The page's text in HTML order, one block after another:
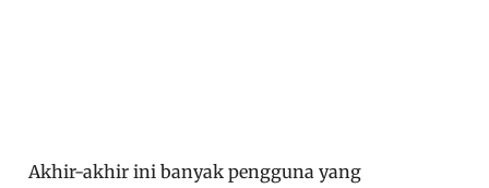
Akhir-akhir ini banyak pengguna yang